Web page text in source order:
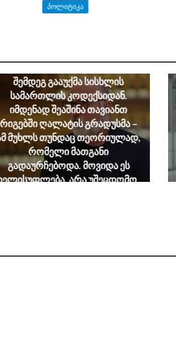
ᲞᲝᲚᲘᲢᲘᲙᲐ
შემდეგ გააუქმა სისხლის
სამართლის კოდექსიდან.
იმდენად შეაშინა თავიანთ
რიგებში ღალატის გრადუსმა –
მუხლს თუნდაც თეორიულად,
რომელი მათგანი
გადაურჩებოდა. მოვიდა ეს
არა უშეცდომო,